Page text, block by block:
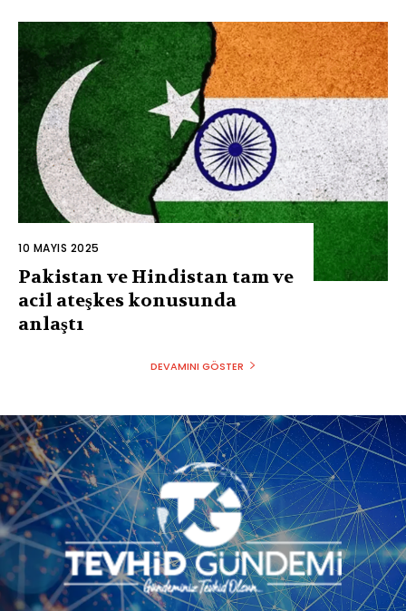
10 MAYIS 2025
Pakistan ve Hindistan tam ve
acil ateşkes konusunda
anlaştı
DEVAMINI GÖSTER